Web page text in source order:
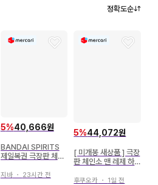
정확도순
5%40,666원
BANDAI SPIRITS
제일복권 극장판 체인
크릴 보드
지바・ 23시간 전
5%44,072원
[ 미개봉 새상품 ] 극장
판 체인소 맨 레제 하
후쿠오카 ・ 1일 전